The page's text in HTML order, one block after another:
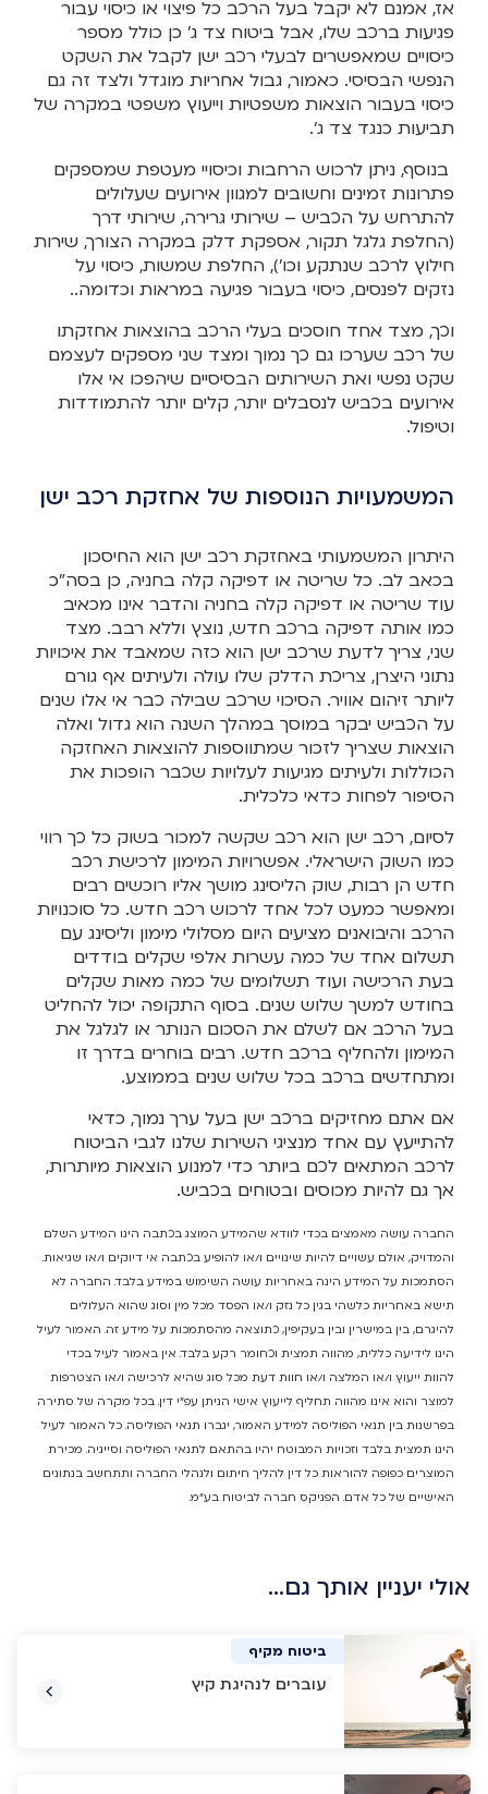
אז, אמנם לא יקבל בעל הרכב כל פיצוי או כיסוי עבור
פגיעות ברכב שלו, אבל ביטוח צד ג’ כן כולל מספר
כיסויים שמאפשרים לבעלי רכב ישן לקבל את השקט
הנפשי הבסיסי. כאמור, גבול אחריות מוגדל ולצד זה גם
כיסוי בעבור הוצאות משפטיות וייעוץ משפטי במקרה של
תביעות כנגד צד ג’.
בנוסף, ניתן לרכוש הרחבות וכיסויי מעטפת שמספקים
פתרונות זמינים וחשובים למגוון אירועים שעלולים
להתרחש על הכביש – שירותי גרירה, שירותי דרך
(החלפת גלגל תקור, אספקת דלק במקרה הצורך, שירות
חילוץ לרכב שנתקע וכו’), החלפת שמשות, כיסוי על
נזקים לפנסים, כיסוי בעבור פגיעה במראות וכדומה..
וכך, מצד אחד חוסכים בעלי הרכב בהוצאות אחזקתו
של רכב שערכו גם כך נמוך ומצד שני מספקים לעצמם
שקט נפשי ואת השירותים הבסיסיים שיהפכו אי אלו
אירועים בכביש לנסבלים יותר, קלים יותר להתמודדות
וטיפול.
המשמעויות הנוספות של אחזקת רכב ישן
היתרון המשמעותי באחזקת רכב ישן הוא החיסכון
בכאב לב. כל שריטה או דפיקה קלה בחניה, כן בסה”כ
עוד שריטה או דפיקה קלה בחניה והדבר אינו מכאיב
כמו אותה דפיקה ברכב חדש, נוצץ וללא רבב. מצד
שני, צריך לדעת שרכב ישן הוא כזה שמאבד את איכויות
נתוני היצרן, צריכת הדלק שלו עולה ולעיתים אף גורם
ליותר זיהום אוויר. הסיכוי שרכב שבילה כבר אי אלו שנים
על הכביש יבקר במוסך במהלך השנה הוא גדול ואלה
הוצאות שצריך לזכור שמתווספות להוצאות האחזקה
הכוללות ולעיתים מגיעות לעלויות שכבר הופכות את
הסיפור לפחות כדאי כלכלית.
לסיום, רכב ישן הוא רכב שקשה למכור בשוק כל כך רווי
כמו השוק הישראלי. אפשרויות המימון לרכישת רכב
חדש הן רבות, שוק הליסינג מושך אליו רוכשים רבים
ומאפשר כמעט לכל אחד לרכוש רכב חדש. כל סוכנויות
הרכב והיבואנים מציעים היום מסלולי מימון וליסינג עם
תשלום אחד של כמה עשרות אלפי שקלים בודדים
בעת הרכישה ועוד תשלומים של כמה מאות שקלים
בחודש למשך שלוש שנים. בסוף התקופה יכול להחליט
בעל הרכב אם לשלם את הסכום הנותר או לגלגל את
המימון ולהחליף ברכב חדש. רבים בוחרים בדרך זו
ומתחדשים ברכב בכל שלוש שנים בממוצע.
אם אתם מחזיקים ברכב ישן בעל ערך נמוך, כדאי
להתייעץ עם אחד מנציגי השירות שלנו לגבי הביטוח
לרכב המתאים לכם ביותר כדי למנוע הוצאות מיותרות,
אך גם להיות מכוסים ובטוחים בכביש.
החברה עושה מאמצים בכדי לוודא שהמידע המוצג בכתבה הינו המידע השלם
והמדויק, אולם עשויים להיות שינויים ו/או להופיע בכתבה אי דיוקים ו/או שגיאות.
הסתמכות על המידע הינה באחריות עושה השימוש במידע בלבד. החברה לא
תישא באחריות כלשהי בגין כל נזק ו/או הפסד מכל מין וסוג שהוא העלולים
להיגרם, בין במישרין ובין בעקיפין, כתוצאה מהסתמכות על מידע זה. האמור לעיל
הינו לידיעה כללית, מהווה תמצית וכחומר רקע בלבד. אין באמור לעיל בכדי
להוות ייעוץ ו/או המלצה ו/או חוות דעת מכל סוג שהיא לרכישה ו/או הצטרפות
למוצר והוא אינו מהווה תחליף לייעוץ אישי הניתן עפ"י דין. בכל מקרה של סתירה
בפרשנות בין תנאי הפוליסה למידע האמור, יגברו תנאי הפוליסה. כל האמור לעיל
הינו תמצית בלבד וזכויות המבוטח יהיו בהתאם לתנאי הפוליסה וסייגיה. מכירת
המוצרים כפופה להוראות כל דין להליך חיתום ולנהלי החברה ותתחשב בנתונים
האישיים של כל אדם. הפניקס חברה לביטוח בע"מ.
אולי יעניין אותך גם…
ביטוח רכב
עוברים לנהיגת קיץ
ביטוח רכב
ביטוח רכב
ביטוח מקיף